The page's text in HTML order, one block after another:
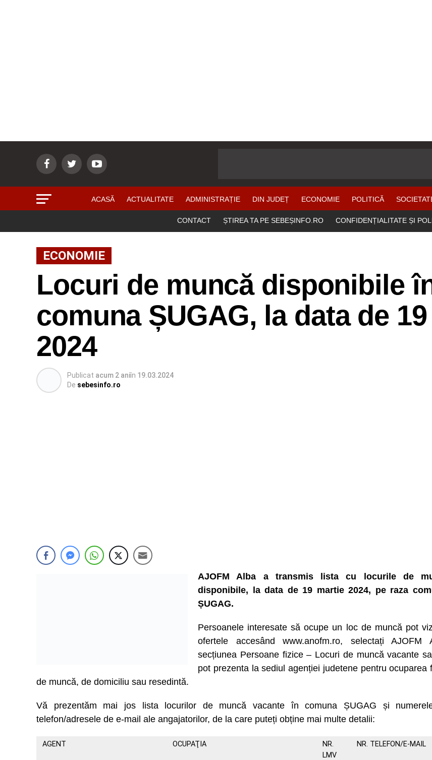
ACASĂ ACTUALITATE ADMINISTRAȚIE DIN JUDEȚ ECONOMIE POLITICĂ
CONTACT ȘTIREA TA PE SEBEȘINFO.RO CONFIDENȚIALITATE ȘI
ECONOMIE
Locuri de muncă disponibile
comuna ȘUGAG, la data de
2024
Publicat acum 2 aniîn 19.03.2024
De sebesinfo.ro
AJOFM Alba a transmis lista cu locurile de
disponibile, la data de 19 martie 2024, pe raza
ȘUGAG.
Persoanele interesate să ocupe un loc de muncă pot
ofertele accesând www.anofm.ro, selectați AJOFM
secțiunea Persoane fizice – Locuri de muncă vacante
pot prezenta la sediul agenției judetene pentru ocuparea
de muncă, de domiciliu sau resedintă.
Vă prezentăm mai jos lista locurilor de muncă vacante în comuna ȘUGAG și
telefon/adresele de e-mail ale angajatorilor, de la care puteți obține mai multe detalii:
AGENT OCUPAŢIA
NR.
LMV
NR. TELEFON/E-MAIL